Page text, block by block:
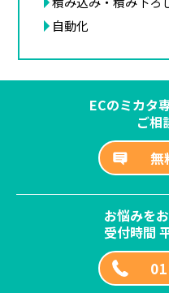
自動化
ECのミカタ
ご相
無
お悩みを
受付時間